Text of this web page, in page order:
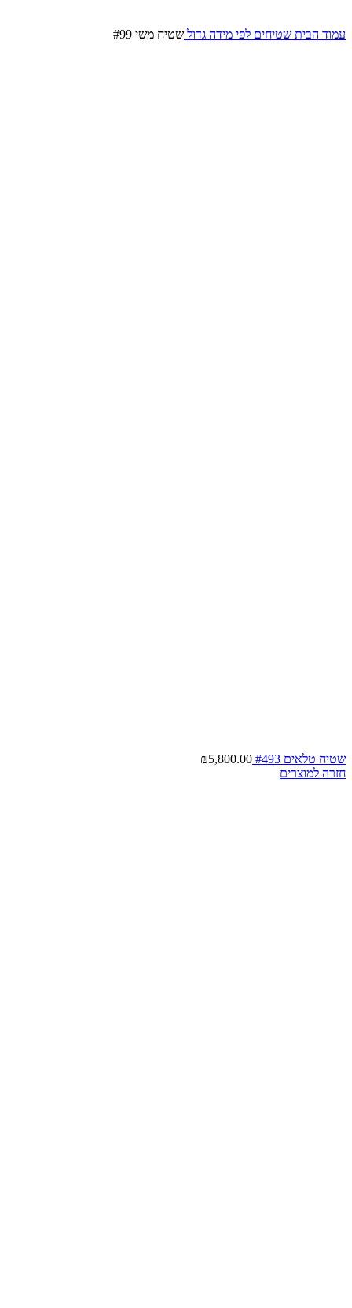
עמוד הבית שטיחים לפי מידה גדול שטיח משי #99
שטיח טלאים #493 ₪5,800.00
חזרה למוצרים